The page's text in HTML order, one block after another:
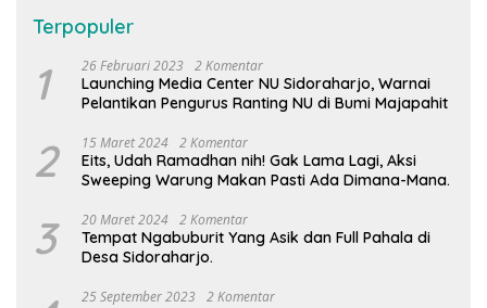
Terpopuler
1 26 Februari 2023 2 Komentar
Launching Media Center NU Sidoraharjo, Warnai
Pelantikan Pengurus Ranting NU di Bumi Majapahit
2 15 Maret 2024 2 Komentar
Eits, Udah Ramadhan nih! Gak Lama Lagi, Aksi
Sweeping Warung Makan Pasti Ada Dimana-Mana.
3 20 Maret 2024 2 Komentar
Tempat Ngabuburit Yang Asik dan Full Pahala di
Desa Sidoraharjo.
25 September 2023 2 Komentar